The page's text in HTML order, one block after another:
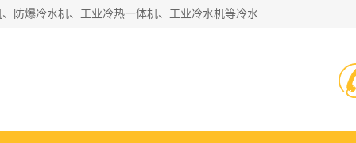
南京康嘉温控设备有限公司是一家工业冷水机厂家，主营产品：低温冷水机、防爆冷水机、工业冷热一体机、工业冷水机等冷水机，公司依托南京工业大学的技术，汇集众多业内技术，不断管理模式，使得我们的产品始终处于国内成员之一水平，在业界享有很高赞誉，是欧洲、北美、中东、东南亚等多个国家和地区。